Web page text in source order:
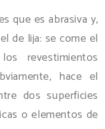
que es abrasiva y,
de lija: se come el
revestimientos
hace el
dos superficies
o elementos de